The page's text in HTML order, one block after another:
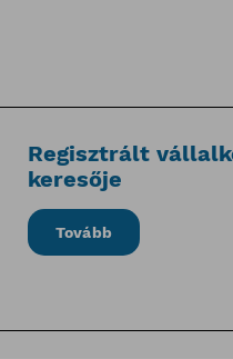
Regisztrált
keresője
Tovább